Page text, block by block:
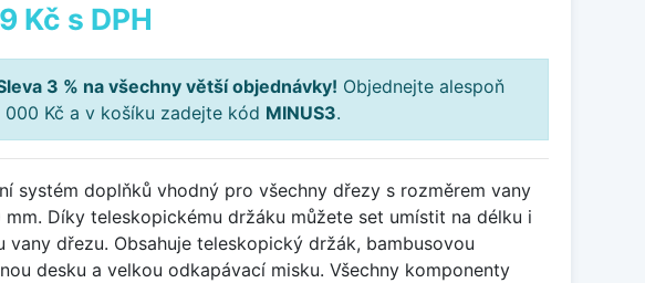
Kč s DPH
3 % na všechny větší objednávky! Objednejte alespoň
000 Kč a v košíku zadejte kód MINUS3.
systém doplňků vhodný pro všechny dřezy s rozměrem vany
Díky teleskopickému držáku můžete set umístit na délku i
vany dřezu. Obsahuje teleskopický držák, bambusovou
desku a velkou odkapávací misku. Všechny komponenty